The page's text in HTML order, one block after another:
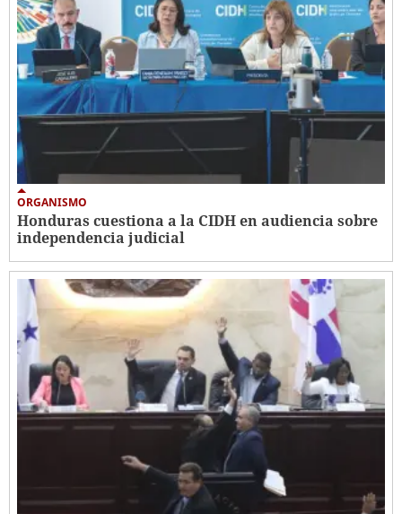
ORGANISMO
Honduras cuestiona a la CIDH en audiencia sobre
independencia judicial